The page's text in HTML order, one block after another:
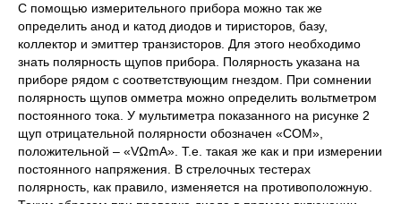
С помощью измерительного прибора можно так же
определить анод и катод диодов и тиристоров, базу,
коллектор и эмиттер транзисторов. Для этого необходимо
знать полярность щупов прибора. Полярность указана на
приборе рядом с соответствующим гнездом. При сомнении
полярность щупов омметра можно определить вольтметром
постоянного тока. У мультиметра показанного на рисунке 2
щуп отрицательной полярности обозначен «COM»,
положительной – «VΩmA». Т.е. такая же как и при измерении
постоянного напряжения. В стрелочных тестерах
полярность, как правило, изменяется на противоположную.